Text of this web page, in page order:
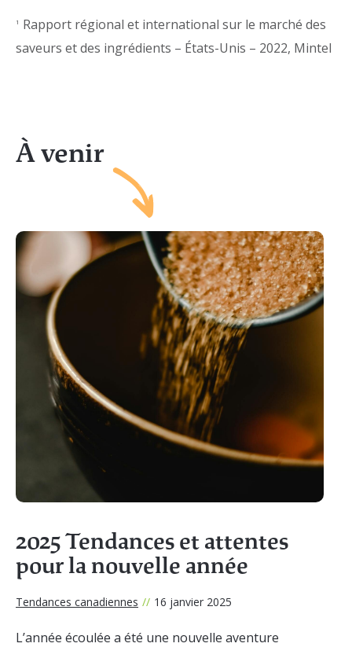
1
Rapport régional et international sur le marché des
saveurs et des ingrédients – États-Unis – 2022, Mintel
À venir
2025 Tendances et attentes
pour la nouvelle année
Tendances canadiennes // 16 janvier 2025
L’année écoulée a été une nouvelle aventure